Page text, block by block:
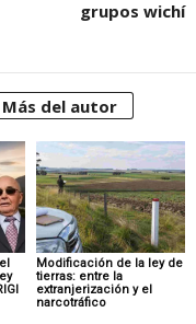
grupos wichí
Más del autor
Modificación de la ley de
tierras: entre la
extranjerización y el
narcotráfico